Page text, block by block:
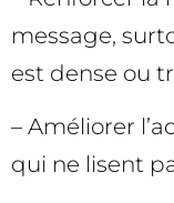
message,
est dense ou
– Améliorer
qui ne lisent